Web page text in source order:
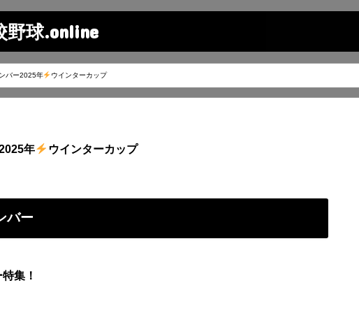
野球.online
バー2025年 ウインターカップ
年 ウインターカップ
バー
集！